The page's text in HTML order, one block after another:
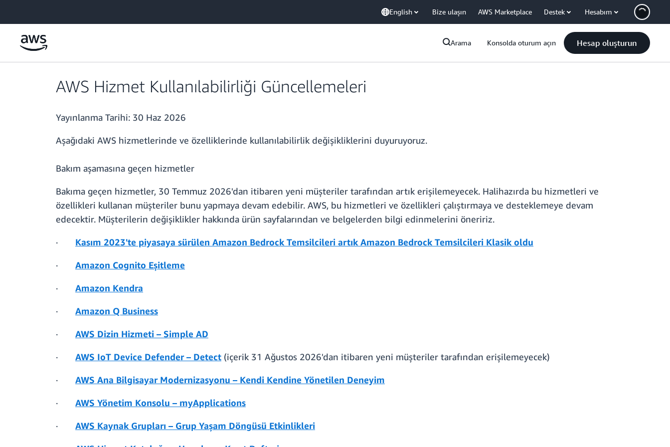
English Bize ulaşın AWS Marketplace Destek Hesabım
Arama Konsolda oturum açın Hesap oluşturun
AWS Hizmet Kullanılabilirliği Güncellemeleri
Yayınlanma Tarihi: 30 Haz 2026
Aşağıdaki AWS hizmetlerinde ve özelliklerinde kullanılabilirlik değişikliklerini duyuruyoruz.
Bakım aşamasına geçen hizmetler
Bakıma geçen hizmetler, 30 Temmuz 2026'dan itibaren yeni müşteriler tarafından artık erişilemeyecek. Halihazırda bu hizmetleri ve
özellikleri kullanan müşteriler bunu yapmaya devam edebilir. AWS, bu hizmetleri ve özellikleri çalıştırmaya ve desteklemeye devam
edecektir. Müşterilerin değişiklikler hakkında ürün sayfalarından ve belgelerden bilgi edinmelerini öneririz.
· Kasım 2023'te piyasaya sürülen Amazon Bedrock Temsilcileri artık Amazon Bedrock Temsilcileri Klasik oldu
· Amazon Cognito Eşitleme
· Amazon Kendra
· Amazon Q Business
· AWS Dizin Hizmeti – Simple AD
· AWS IoT Device Defender – Detect (içerik 31 Ağustos 2026'dan itibaren yeni müşteriler tarafından erişilemeyecek)
· AWS Ana Bilgisayar Modernizasyonu – Kendi Kendine Yönetilen Deneyim
· AWS Yönetim Konsolu – myApplications
· AWS Kaynak Grupları – Grup Yaşam Döngüsü Etkinlikleri